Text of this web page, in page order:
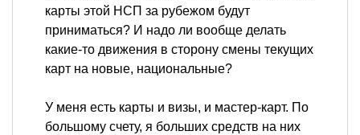
карты этой НСП за рубежом будут
приниматься? И надо ли вообще делать
какие-то движения в сторону смены текущих
карт на новые, национальные?
У меня есть карты и визы, и мастер-карт. По
большому счету, я больших средств на них